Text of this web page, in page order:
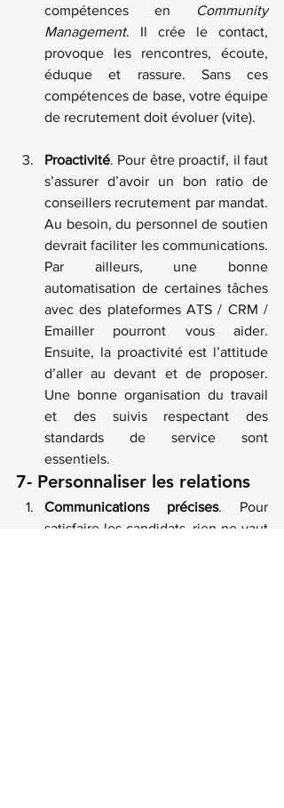
compétences en
Community
Management. Il crée le contact,
provoque les rencontres, écoute,
éduque et rassure. Sans ces
compétences de base, votre équipe
de recrutement doit évoluer (vite).
Proactivité. Pour être proactif, il faut
s’assurer d’avoir un bon ratio de
conseillers recrutement par mandat.
Au besoin, du personnel de soutien
devrait faciliter les communications.
Par ailleurs, une bonne
automatisation de certaines tâches
avec des plateformes ATS / CRM /
Emailler pourront vous aider.
Ensuite, la proactivité est l’attitude
d’aller au devant et de proposer.
Une bonne organisation du travail
et des suivis respectant des
standards de service sont
essentiels.
7- Personnaliser les relations
Communications précises. Pour
satisfaire les candidats, rien ne vaut